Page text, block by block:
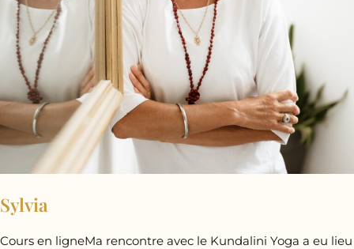
Sylvia
Cours en ligneMa rencontre avec le Kundalini Yoga a eu lieu